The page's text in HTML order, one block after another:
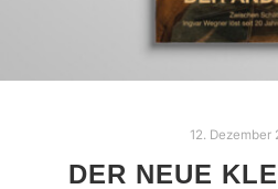
12. Dezember
DER NEUE